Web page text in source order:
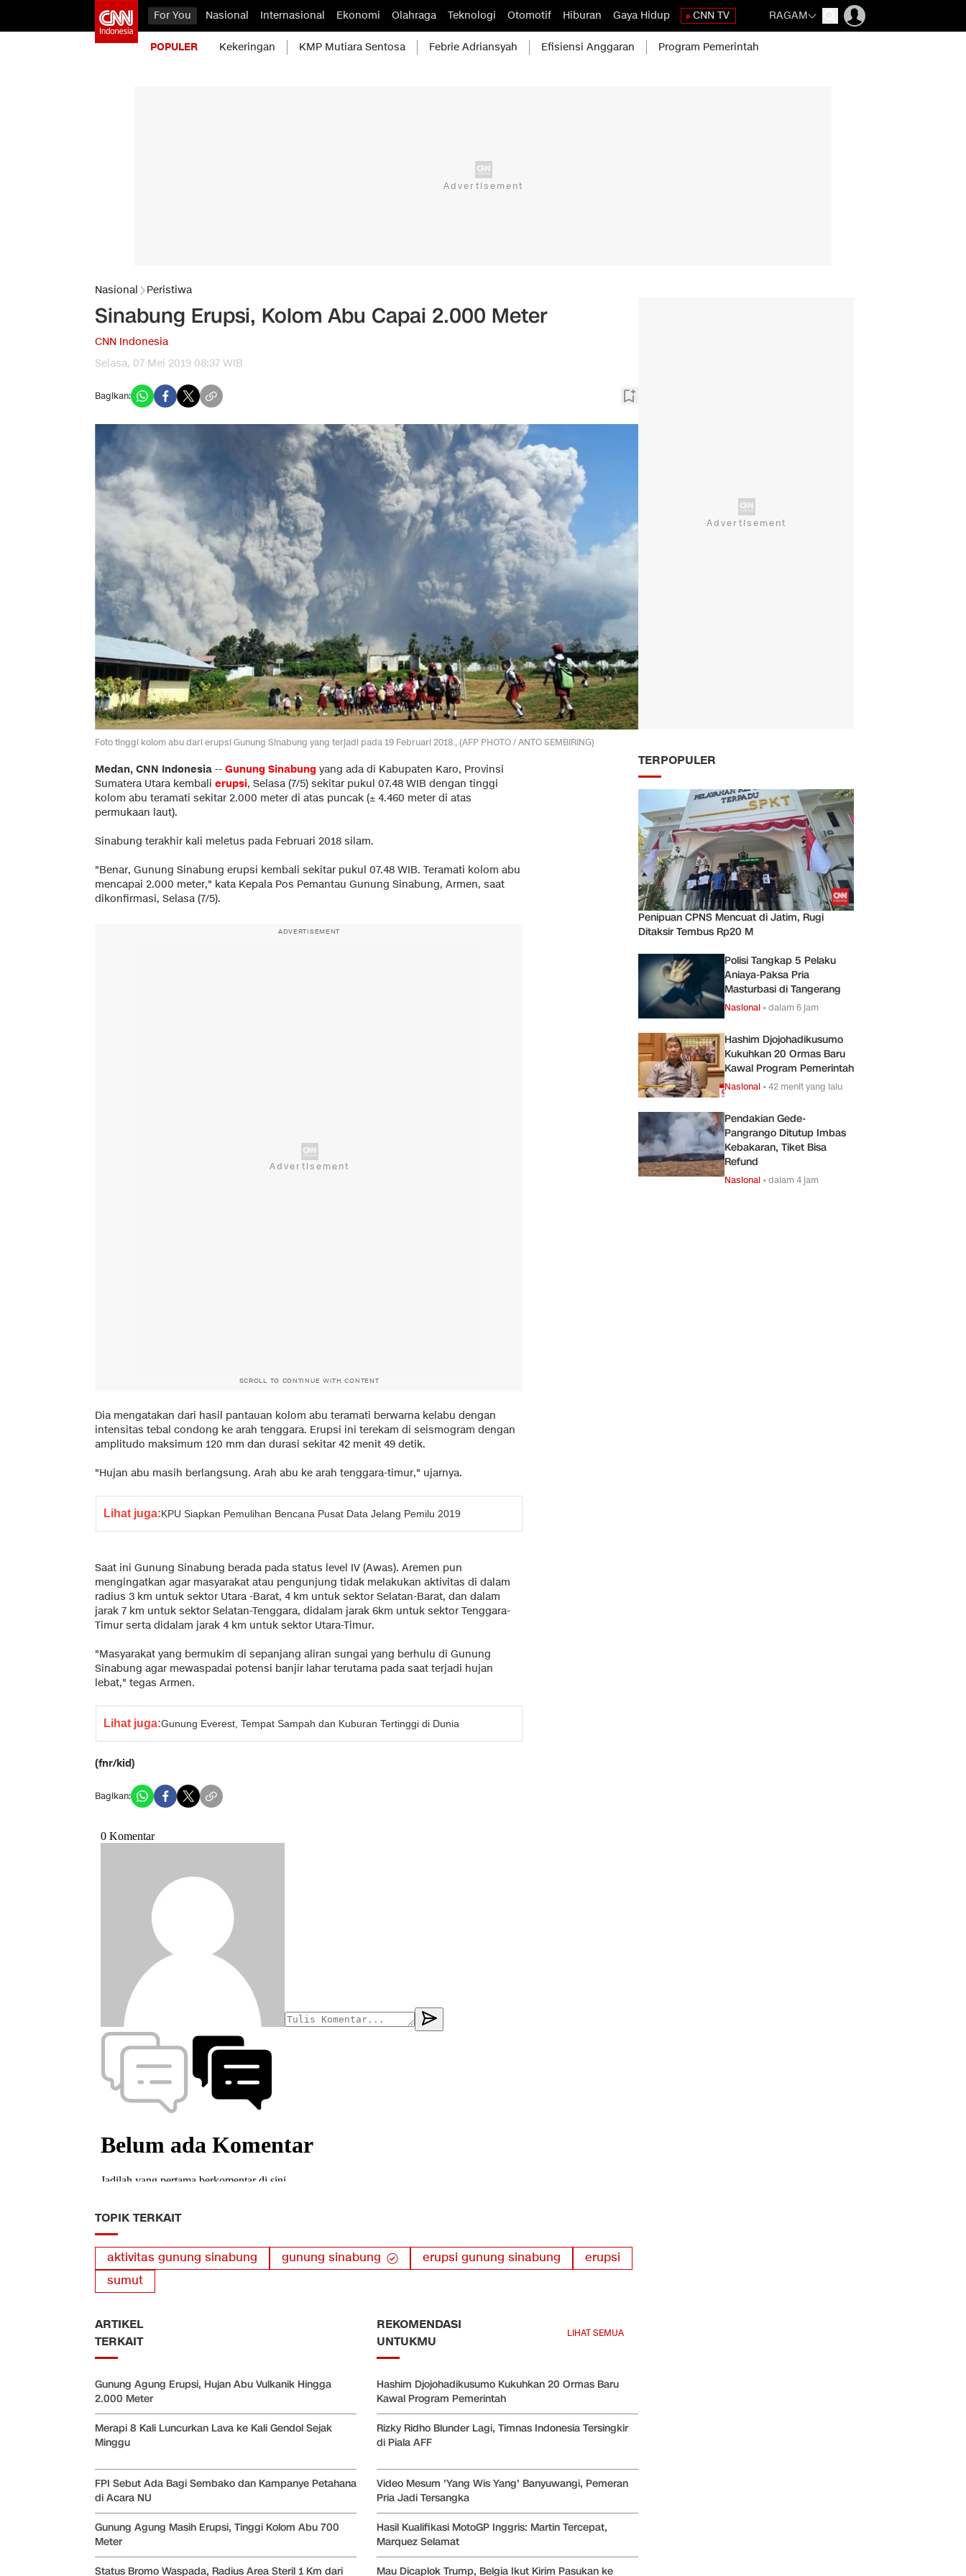
For You Nasional Internasional Ekonomi Olahraga Teknologi Otomotif Hiburan Gaya Hidup CNN TV RAGAM
POPULER Kekeringan KMP Mutiara Sentosa Febrie Adriansyah Efisiensi Anggaran Program Pemerintah
Nasional Peristiwa
Sinabung Erupsi, Kolom Abu Capai 2.000 Meter
CNN Indonesia
Selasa, 07 Mei 2019 08:37 WIB
Bagikan:
Foto tinggi kolom abu dari erupsi Gunung Sinabung yang terjadi pada 19 Februari 2018., (AFP PHOTO / ANTO SEMBIRING)
Medan, CNN Indonesia -- Gunung Sinabung yang ada di Kabupaten Karo, Provinsi
Sumatera Utara kembali erupsi, Selasa (7/5) sekitar pukul 07.48 WIB dengan tinggi
kolom abu teramati sekitar 2.000 meter di atas puncak (± 4.460 meter di atas
permukaan laut).
Sinabung terakhir kali meletus pada Februari 2018 silam.
"Benar, Gunung Sinabung erupsi kembali sekitar pukul 07.48 WIB. Teramati kolom abu
mencapai 2.000 meter," kata Kepala Pos Pemantau Gunung Sinabung, Armen, saat
dikonfirmasi, Selasa (7/5).
ADVERTISEMENT
SCROLL TO CONTINUE WITH CONTENT
Dia mengatakan dari hasil pantauan kolom abu teramati berwarna kelabu dengan
intensitas tebal condong ke arah tenggara. Erupsi ini terekam di seismogram dengan
amplitudo maksimum 120 mm dan durasi sekitar 42 menit 49 detik.
"Hujan abu masih berlangsung. Arah abu ke arah tenggara-timur," ujarnya.
Lihat juga:KPU Siapkan Pemulihan Bencana Pusat Data Jelang Pemilu 2019
Saat ini Gunung Sinabung berada pada status level IV (Awas). Aremen pun
mengingatkan agar masyarakat atau pengunjung tidak melakukan aktivitas di dalam
radius 3 km untuk sektor Utara -Barat, 4 km untuk sektor Selatan-Barat, dan dalam
jarak 7 km untuk sektor Selatan-Tenggara, didalam jarak 6km untuk sektor Tenggara-
Timur serta didalam jarak 4 km untuk sektor Utara-Timur.
"Masyarakat yang bermukim di sepanjang aliran sungai yang berhulu di Gunung
Sinabung agar mewaspadai potensi banjir lahar terutama pada saat terjadi hujan
lebat," tegas Armen.
Lihat juga:Gunung Everest, Tempat Sampah dan Kuburan Tertinggi di Dunia
(fnr/kid)
Bagikan:
TOPIK TERKAIT
aktivitas gunung sinabung gunung sinabung erupsi gunung sinabung
erupsi
sumut
ARTIKEL
TERKAIT
Gunung Agung Erupsi, Hujan Abu Vulkanik Hingga
2.000 Meter
Merapi 8 Kali Luncurkan Lava ke Kali Gendol Sejak
Minggu
FPI Sebut Ada Bagi Sembako dan Kampanye Petahana
di Acara NU
Gunung Agung Masih Erupsi, Tinggi Kolom Abu 700
Meter
Status Bromo Waspada, Radius Area Steril 1 Km dari
REKOMENDASI
UNTUKMU
LIHAT SEMUA
Hashim Djojohadikusumo Kukuhkan 20 Ormas Baru
Kawal Program Pemerintah
Rizky Ridho Blunder Lagi, Timnas Indonesia Tersingkir
di Piala AFF
Video Mesum 'Yang Wis Yang' Banyuwangi, Pemeran
Pria Jadi Tersangka
Hasil Kualifikasi MotoGP Inggris: Martin Tercepat,
Marquez Selamat
Mau Dicaplok Trump, Belgia Ikut Kirim Pasukan ke
TERPOPULER
Penipuan CPNS Mencuat di Jatim, Rugi
Ditaksir Tembus Rp20 M
Polisi Tangkap 5 Pelaku
Aniaya-Paksa Pria
Masturbasi di Tangerang
Nasional •dalam 6 jam
Hashim Djojohadikusumo
Kukuhkan 20 Ormas Baru
Kawal Program Pemerintah
Nasional •42 menit yang lalu
Pendakian Gede-
Pangrango Ditutup Imbas
Kebakaran, Tiket Bisa
Refund
Nasional •dalam 4 jam